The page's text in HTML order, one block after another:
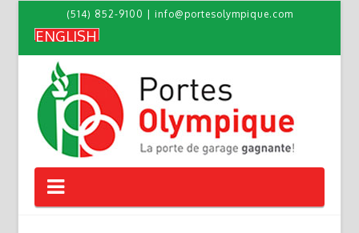
(514) 852-9100 info@portesolympique.com
ENGLISH
Navigation